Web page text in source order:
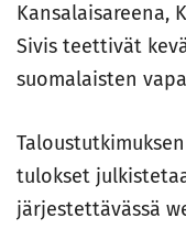
Kansalaisareena,
Sivis teettivät
suomalaisten
tulokset
järjestettävässä